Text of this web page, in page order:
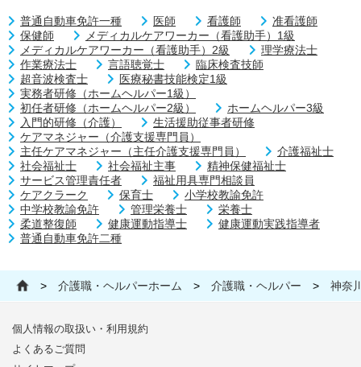
普通自動車免許一種 医師 看護師
准看護師
保健師
メディカルケアワーカー（看護助手）1級
メディカルケアワーカー（看護助手）2級
理学療法士
作業療法士
言語聴覚士
臨床検査技師
超音波検査士
医療秘書技能検定1級
実務者研修（ホームヘルパー1級）
初任者研修（ホームヘルパー2級）
ホームヘルパー3級
入門的研修（介護）
生活援助従事者研修
ケアマネジャー（介護支援専門員）
主任ケアマネジャー（主任介護支援専門員）
介護福祉士
社会福祉士
社会福祉主事
精神保健福祉士
サービス管理責任者
福祉用具専門相談員
ケアクラーク
保育士
小学校教諭免許
中学校教諭免許
管理栄養士
栄養士
柔道整復師
健康運動指導士
健康運動実践指導者
普通自動車免許二種
> 介護職・ヘルパーホーム > 介護職・ヘルパー > 神奈
個人情報の取扱い・利用規約
よくあるご質問